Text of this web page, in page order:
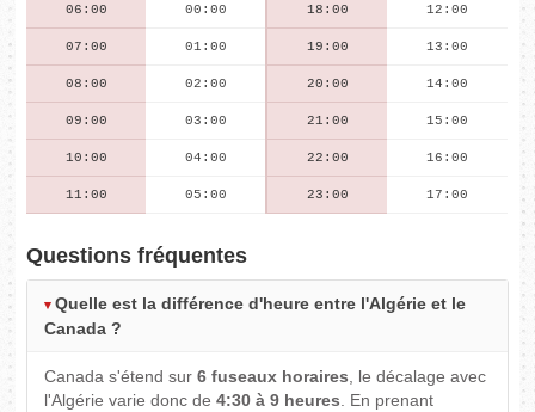
06:00 00:00 18:00 12:00
07:00 01:00 19:00 13:00
08:00 02:00 20:00 14:00
09:00 03:00 21:00 15:00
10:00 04:00 22:00 16:00
11:00 05:00 23:00 17:00
Questions fréquentes
Quelle est la différence d'heure entre l'Algérie et le
Canada ?
Canada s'étend sur6 fuseaux horaires, le décalage avec
l'Algérie varie donc de4:30 à 9 heures. En prenant